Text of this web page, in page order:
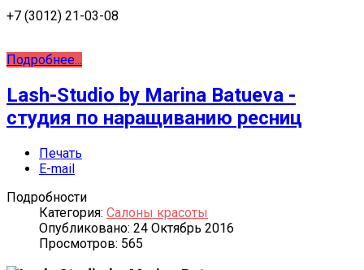
+7 (3012) 21-03-08
Подробнее...
Lash-Studio by Marina Batueva -
студия по наращиванию ресниц
Печать
E-mail
Подробности
Категория: Салоны красоты
Опубликовано: 24 Октябрь 2016
Просмотров: 565